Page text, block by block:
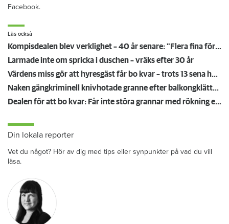
Facebook.
Läs också
Kompisdealen blev verklighet – 40 år senare: "Flera fina fördelar med att dela bostad"
Larmade inte om spricka i duschen – vräks efter 30 år
Värdens miss gör att hyresgäst får bo kvar – trots 13 sena hyror
Naken gängkriminell knivhotade granne efter balkongklättring
Dealen för att bo kvar: Får inte störa grannar med rökning eller utsätta dem för brandfara
Din lokala reporter
Vet du något? Hör av dig med tips eller synpunkter på vad du vill
läsa.